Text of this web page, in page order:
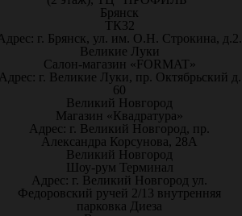
Брянск
ТК32
г. Брянск, ул. им. О.Н. Строкина, д.2.
Великие Луки
Салон-магазин «FORMAT»
г. Великие Луки, пр. Октябрьский д.
60
Великий Новгород
Магазин «Квадратура»
Адрес: г. Великий Новгород, пр.
Александра Корсунова, 28А
Великий Новгород
Шоу-рум Терминал
Адрес: г. Великий Новгород ул.
Федоровский ручей 2/13 внутренняя
парковка Диеза